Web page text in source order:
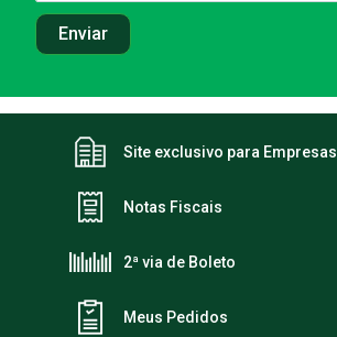
Site exclusivo para Empresas
Notas Fiscais
2ª via de Boleto
Meus Pedidos